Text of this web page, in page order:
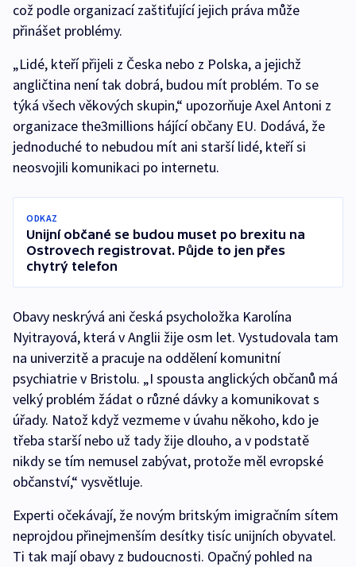
což podle organizací zaštiťující jejich práva může
přinášet problémy.
„Lidé, kteří přijeli z Česka nebo z Polska, a jejichž
angličtina není tak dobrá, budou mít problém. To se
týká všech věkových skupin,“ upozorňuje Axel Antoni z
organizace the3millions hájící občany EU. Dodává, že
jednoduché to nebudou mít ani starší lidé, kteří si
neosvojili komunikaci po internetu.
ODKAZ
Unijní občané se budou muset po brexitu na
Ostrovech registrovat. Půjde to jen přes
chytrý telefon
Obavy neskrývá ani česká psycholožka Karolína
Nyitrayová, která v Anglii žije osm let. Vystudovala tam
na univerzitě a pracuje na oddělení komunitní
psychiatrie v Bristolu. „I spousta anglických občanů má
velký problém žádat o různé dávky a komunikovat s
úřady. Natož když vezmeme v úvahu někoho, kdo je
třeba starší nebo už tady žije dlouho, a v podstatě
nikdy se tím nemusel zabývat, protože měl evropské
občanství,“ vysvětluje.
Experti očekávají, že novým britským imigračním sítem
neprojdou přinejmenším desítky tisíc unijních obyvatel.
Ti tak mají obavy z budoucnosti. Opačný pohled na